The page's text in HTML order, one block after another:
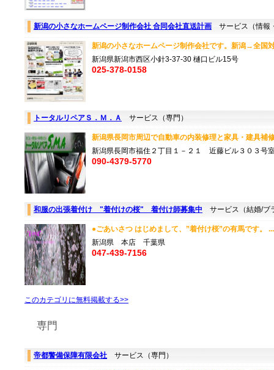
新潟の小さなホームページ制作会社 合同会社直送計画 サービス（情報
新潟の小さなホームページ制作会社です。新潟→全
新潟県新潟市西区小針3-37-30 樋口ビル15号
025-378-0158
トータルリペアＳ．Ｍ．Ａ サービス（専門）
新潟県長岡市周辺で自動車の内装修理と家具・建具
新潟県長岡市福住２丁目１－２１ 近藤ビル３０３号
090-4379-5770
和服の出張着付け "着付けの桜" 着付け師募集中 サービス（結婚/ブ
●ごあいさつ はじめまして、”着付け桜”の有馬です
新潟県 本店 千葉県
047-439-7156
このカテゴリに無料掲載する>>
専門
帝都警備保障有限会社 サービス（専門）